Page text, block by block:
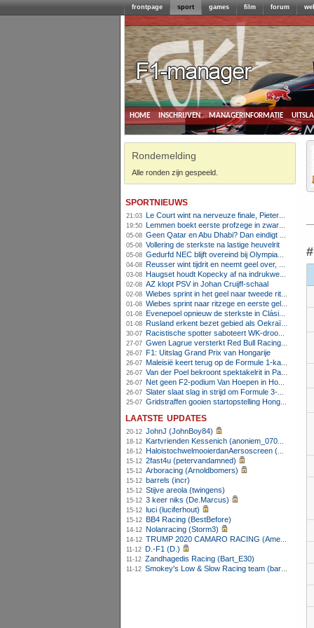
frontpage sport games film forum
home inschrijven managerinformatie
Rondemelding
Alle ronden zijn gespeeld.
sportnieuws
21:03 Le Court wint na nerveuze finale, Pieterse derde
19:50 Lemmen boekt eerste profzege in zware Ronde van Polen-rit
05-08 Geen Qatar en Abu Dhabi? Dan eindigt Formule 1-seizoen mogelijk in Europa
05-08 Vollering de sterkste na lastige heuvelrit
05-08 Gedurfd NEC blijft overeind bij Olympiakos
04-08 Reusser wint tijdrit en neemt geel over, Nooijen knap tweede
03-08 Haugset houdt Kopecky af na indrukwekkende solo van 86 kilometer
02-08 AZ klopt PSV in Johan Cruijff-schaal
02-08 Wiebes sprint in het geel naar tweede ritzege
01-08 Wiebes sprint naar ritzege en eerste gele trui in Tour Femmes
01-08 Evenepoel opnieuw de sterkste in Clásica San Sebastián
01-08 Rusland erkent bezet gebied als Oekraïens voor opheffing IOC-schorsing
30-07 Racistische spotter saboteert WK-droom van powerliftster
27-07 Gwen Lagrue versterkt Red Bull Racing vanaf 2027
26-07 F1: Uitslag Grand Prix van Hongarije
26-07 Maleisië keert terug op de Formule 1-kalender in 2026
26-07 Van der Poel bekroont spektakelrit in Parijs met nipte zege; eindzege Pogacar
26-07 Net geen F2-podium Van Hoepen in Hongarije, Leon maakt indruk
26-07 Slater slaat slag in strijd om Formule 3-kampioenschap op Hungaroring
25-07 Gridstraffen gooien startopstelling Hongaarse Grand Prix flink overhoop
laatste updates
20-12 JohnJ (JohnBoy84)
18-12 Kartvrienden Kessenich (anoniem_07082025124615)
16-12 HaloistochwelmooierdanAersoscreen (Meike26)
15-12 2fast4u (petervandamned)
15-12 Arboracing (Arnoldbomers)
15-12 barrels (incr)
15-12 Stijve areola (twingens)
15-12 3 keer niks (De.Marcus)
15-12 luci (luciferhout)
15-12 BB4 Racing (BestBefore)
14-12 Nolanracing (Storm3)
14-12 TRUMP 2020 CAMARO RACING (AmenhotepIV)
11-12 D.-F1 (D.)
11-12 Zandhagedis Racing (Bart_E30)
11-12 Smokey's Low & Slow Racing team (bartello)